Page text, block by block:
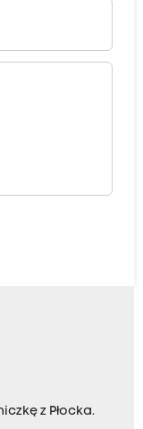
z Płocka.